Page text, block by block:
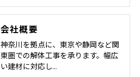
会社概要
神奈川を拠点に、東京や静岡など関
東圏での解体工事を承ります。幅広
い建材に対応し…